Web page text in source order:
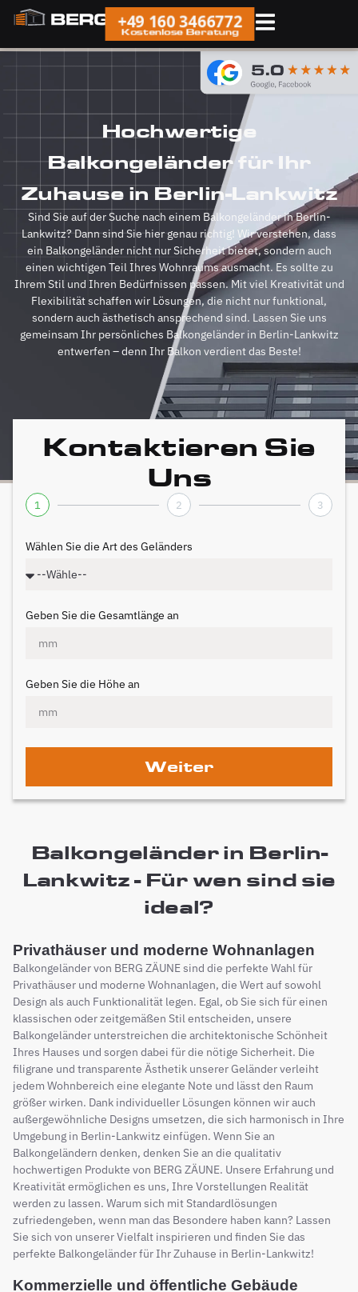
+49 160 3466772
Kostenlose Beratung
Hochwertige
Balkongeländer für Ihr
Zuhause in Berlin-Lankwitz
Sind Sie auf der Suche nach einem Balkongeländer in Berlin-
Lankwitz? Dann sind Sie hier genau richtig! Wir verstehen, dass
ein Balkongeländer nicht nur Sicherheit bietet, sondern auch
einen wichtigen Teil Ihres Wohnraums ausmacht. Es sollte zu
Ihrem Stil und Ihren Bedürfnissen passen. Mit viel Kreativität und
Flexibilität schaffen wir Lösungen, die nicht nur funktional,
sondern auch ästhetisch ansprechend sind. Lassen Sie uns
gemeinsam Ihr persönliches Balkongeländer in Berlin-Lankwitz
entwerfen – denn Ihr Balkon verdient das Beste!
Kontaktieren Sie
Uns
1 2 3
Wählen Sie die Art des Geländers
Geben Sie die Gesamtlänge an
Geben Sie die Höhe an
Weiter
Balkongeländer in Berlin-
Lankwitz - Für wen sind sie
ideal?
Privathäuser und moderne Wohnanlagen
Balkongeländer von BERG ZÄUNE sind die perfekte Wahl für
Privathäuser und moderne Wohnanlagen, die Wert auf sowohl
Design als auch Funktionalität legen. Egal, ob Sie sich für einen
klassischen oder zeitgemäßen Stil entscheiden, unsere
Balkongeländer unterstreichen die architektonische Schönheit
Ihres Hauses und sorgen dabei für die nötige Sicherheit. Die
filigrane und transparente Ästhetik unserer Geländer verleiht
jedem Wohnbereich eine elegante Note und lässt den Raum
größer wirken. Dank individueller Lösungen können wir auch
außergewöhnliche Designs umsetzen, die sich harmonisch in Ihre
Umgebung in Berlin-Lankwitz einfügen. Wenn Sie an
Balkongeländern denken, denken Sie an die qualitativ
hochwertigen Produkte von BERG ZÄUNE. Unsere Erfahrung und
Kreativität ermöglichen es uns, Ihre Vorstellungen Realität
werden zu lassen. Warum sich mit Standardlösungen
zufriedengeben, wenn man das Besondere haben kann? Lassen
Sie sich von unserer Vielfalt inspirieren und finden Sie das
perfekte Balkongeländer für Ihr Zuhause in Berlin-Lankwitz!
Kommerzielle und öffentliche Gebäude